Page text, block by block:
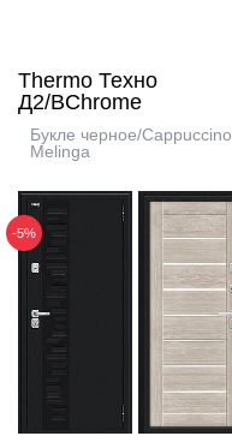
Thermo Техно
Д2/BChrome
Букле черное/Cappuccino
Melinga
-5%